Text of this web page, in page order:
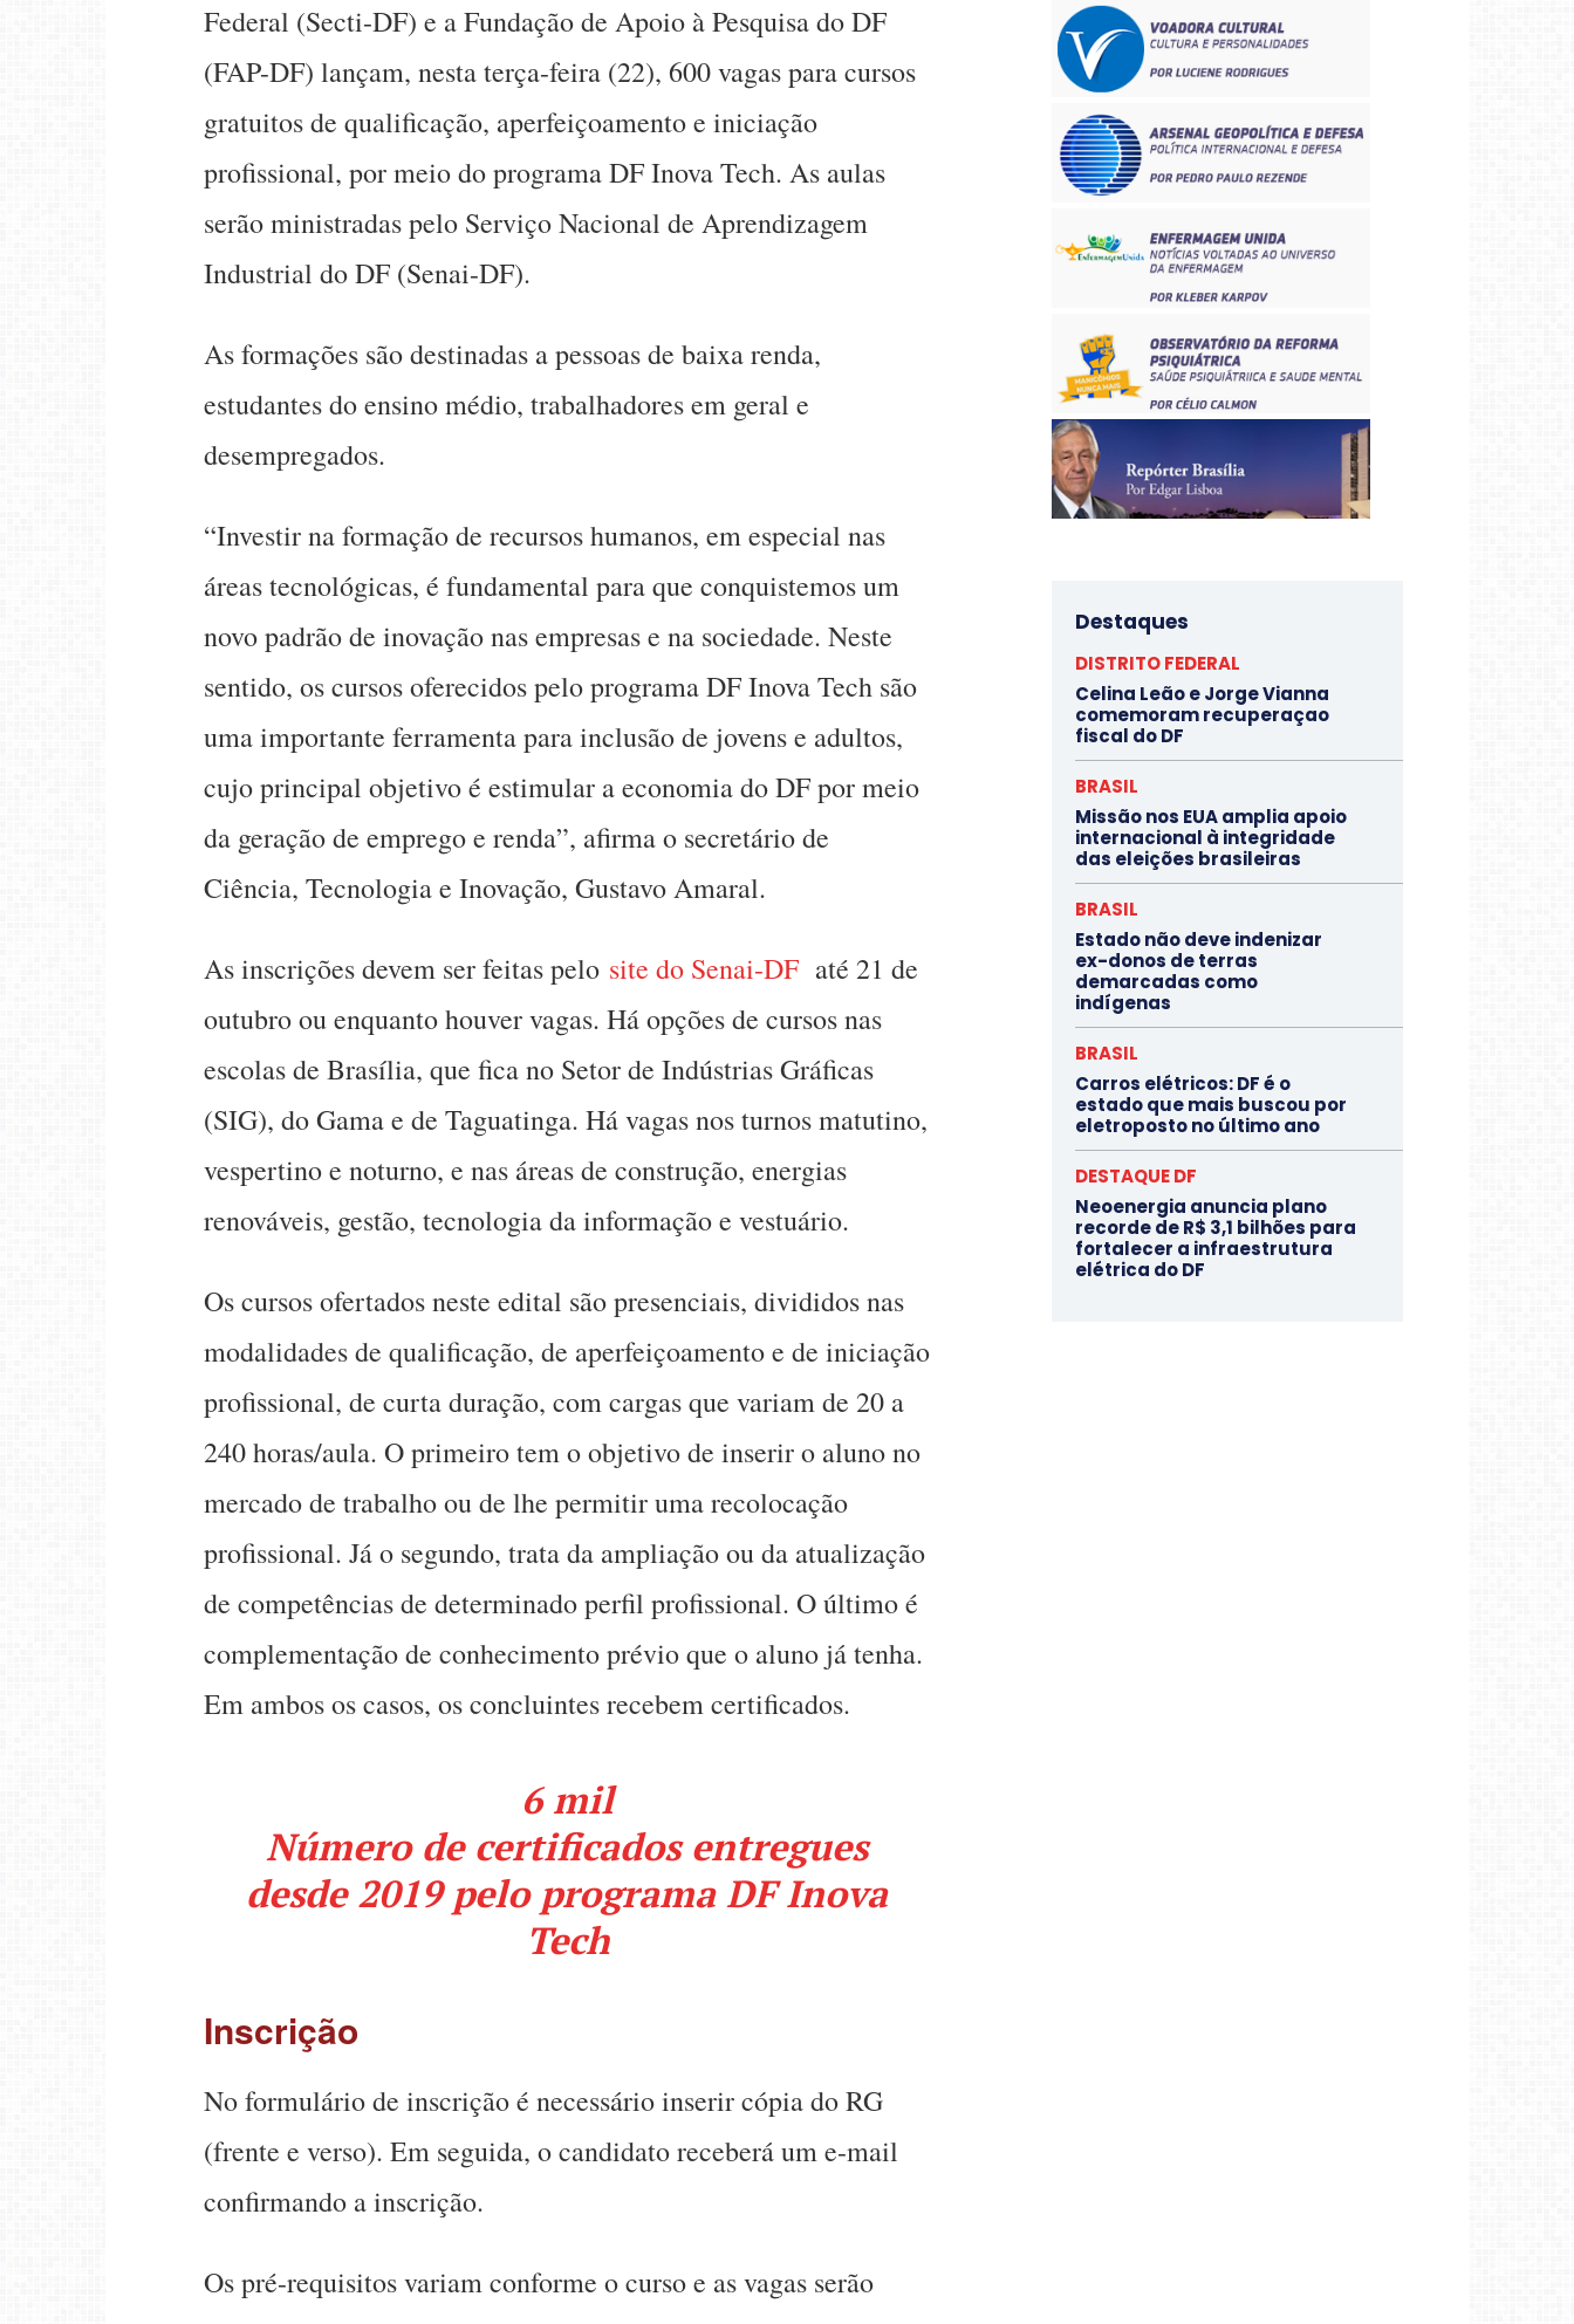
Federal (Secti-DF) e a Fundação de Apoio à Pesquisa do DF
(FAP-DF) lançam, nesta terça-feira (22), 600 vagas para cursos
gratuitos de qualificação, aperfeiçoamento e iniciação
profissional, por meio do programa DF Inova Tech. As aulas
serão ministradas pelo Serviço Nacional de Aprendizagem
Industrial do DF (Senai-DF).
As formações são destinadas a pessoas de baixa renda,
estudantes do ensino médio, trabalhadores em geral e
desempregados.
“Investir na formação de recursos humanos, em especial nas
áreas tecnológicas, é fundamental para que conquistemos um
novo padrão de inovação nas empresas e na sociedade. Neste
sentido, os cursos oferecidos pelo programa DF Inova Tech são
uma importante ferramenta para inclusão de jovens e adultos,
cujo principal objetivo é estimular a economia do DF por meio
da geração de emprego e renda”, afirma o secretário de
Ciência, Tecnologia e Inovação, Gustavo Amaral.
As inscrições devem ser feitas pelo site do Senai-DF até 21 de
outubro ou enquanto houver vagas. Há opções de cursos nas
escolas de Brasília, que fica no Setor de Indústrias Gráficas
(SIG), do Gama e de Taguatinga. Há vagas nos turnos matutino,
vespertino e noturno, e nas áreas de construção, energias
renováveis, gestão, tecnologia da informação e vestuário.
Os cursos ofertados neste edital são presenciais, divididos nas
modalidades de qualificação, de aperfeiçoamento e de iniciação
profissional, de curta duração, com cargas que variam de 20 a
240 horas/aula. O primeiro tem o objetivo de inserir o aluno no
mercado de trabalho ou de lhe permitir uma recolocação
profissional. Já o segundo, trata da ampliação ou da atualização
de competências de determinado perfil profissional. O último é
complementação de conhecimento prévio que o aluno já tenha.
Em ambos os casos, os concluintes recebem certificados.
6 mil
Número de certificados entregues
desde 2019 pelo programa DF Inova
Tech
Inscrição
No formulário de inscrição é necessário inserir cópia do RG
(frente e verso). Em seguida, o candidato receberá um e-mail
confirmando a inscrição.
Os pré-requisitos variam conforme o curso e as vagas serão
Destaques
DISTRITO FEDERAL
Celina Leão e Jorge Vianna
comemoram recuperaçao
fiscal do DF
BRASIL
Missão nos EUA amplia apoio
internacional à integridade
das eleições brasileiras
BRASIL
Estado não deve indenizar
ex-donos de terras
demarcadas como
indígenas
BRASIL
Carros elétricos: DF é o
estado que mais buscou por
eletroposto no último ano
DESTAQUE DF
Neoenergia anuncia plano
recorde de R$ 3,1 bilhões para
fortalecer a infraestrutura
elétrica do DF